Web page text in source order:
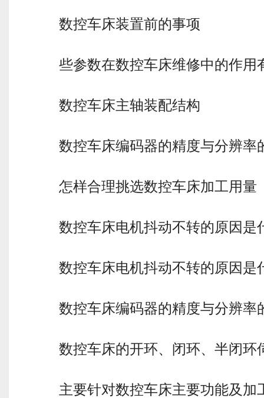
数控车床装置前的事项
些参数在数控车床维修中的作
数控车床主轴装配结构
数控车床编码器的精度与分辨
怎样合理挑选数控车床加工用量
数控车床电机抖动不转的原因
数控车床电机抖动不转的原因
数控车床编码器的精度与分辨
数控车床的开环、闭环、半闭
主要针对数控车床主要功能及